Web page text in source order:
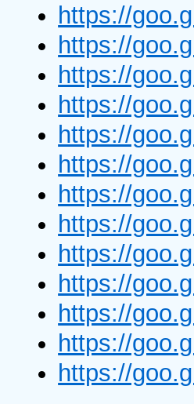
https://
https://
https://
https://
https://
https://
https://
https://
https://
https://
https://
https://
https://